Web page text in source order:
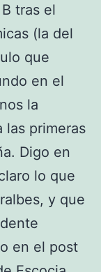
tras el
(la del
que
en el
la
las primeras
Digo en
lo que
y que
en el post